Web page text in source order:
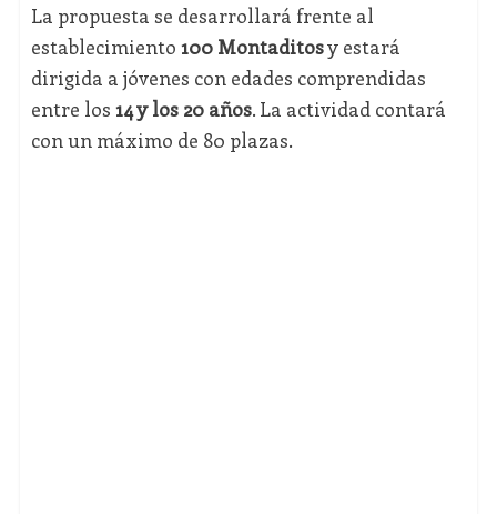
La propuesta se desarrollará frente al
establecimiento 100 Montaditosy estará
dirigida a jóvenes con edades comprendidas
entre los 14 y los 20 años. La actividad contará
con un máximo de 80 plazas.